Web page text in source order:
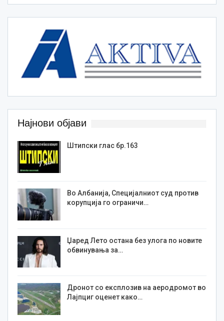
Најнови објави
Штипски глас бр.163
Во Албанија, Специјалниот суд против
корупција го ограничи…
Џаред Лето остана без улога по новите
обвинувања за…
Дронот со експлозив на аеродромот во
Лајпциг оценет како…